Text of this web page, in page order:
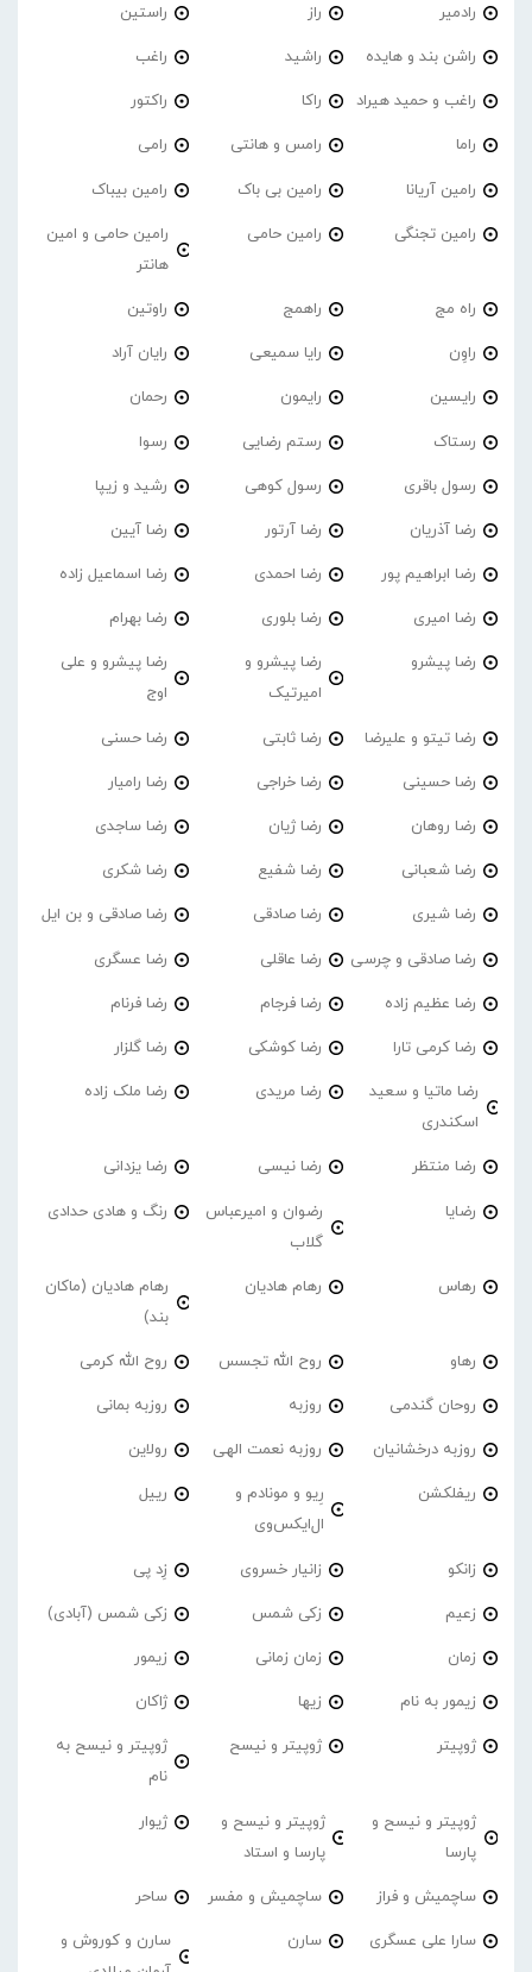
رادمیر راز راستین
راشن بند و هایده راشید راغب
راغب و حمید هیراد راکا راکتور
راما رامس و هانتی رامی
رامین آریانا رامین بی باک رامین بیباک
رامین تجنگی رامین حامی
رامین حامی و امین
هانتر
راه مج راهمج راوتین
راوِن رایا سمیعی رایان آراد
رایسین رایمون رحمان
رستاک رستم رضایی رسوا
رسول باقری رسول کوهی رشید و زیپا
رضا آذریان رضا آرتور رضا آیین
رضا ابراهیم پور رضا احمدی رضا اسماعیل زاده
رضا امیری رضا بلوری رضا بهرام
رضا پیشرو
رضا پیشرو و
امیرتیک
رضا پیشرو و علی
اوج
رضا تیتو و علیرضا رضا ثابتی رضا حسنی
رضا حسینی رضا خراجی رضا رامیار
رضا روهان رضا ژیان رضا ساجدی
رضا شعبانی رضا شفیع رضا شکری
رضا شیری رضا صادقی رضا صادقی و بن ایل
رضا صادقی و چرسی رضا عاقلی رضا عسگری
رضا عظیم زاده رضا فرجام رضا فرنام
رضا کرمی تارا رضا کوشکی رضا گلزار
رضا ماتیا و سعید
اسکندری
رضا مریدی رضا ملک زاده
رضا منتظر رضا نیسی رضا یزدانی
رضایا
رضوان و امیرعباس
گلاب
رنگ و هادی حدادی
رهاس رهام هادیان
رهام هادیان (ماکان
بند)
رهاو روح الله تجسس روح الله کرمی
روحان گندمی روزبه روزبه بمانی
روزبه درخشانیان روزبه نعمت الهی رولاین
ریفلکشن
رِیو و مونادم و
ال‌ایکس‌وی
رییل
زانکو زانیار خسروی زِد پی
زعیم زکی شمس زکی شمس (آبادی)
زمان زمان زمانی زیمور
زیمور به نام زیها ژاکان
ژوپیتر ژوپیتر و نیسح
ژوپیتر و نیسح به
نام
ژوپیتر و نیسح و
پارسا
ژوپیتر و نیسح و
پارسا و استاد
ژیوار
ساچمیش و فراز ساچمیش و مفسر ساحر
سارا علی عسگری سارن
سارن و کوروش و